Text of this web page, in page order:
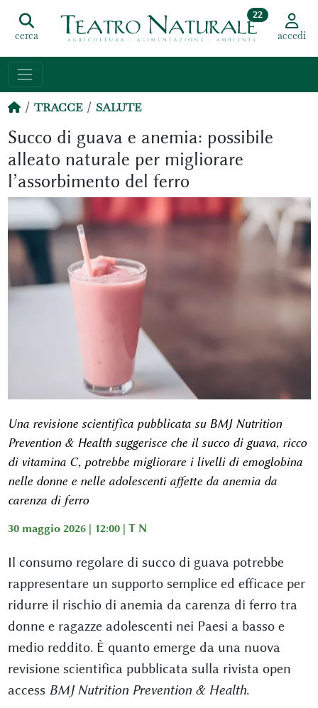
cerca
22
accedi
TRACCE SALUTE
Succo di guava e anemia: possibile
alleato naturale per migliorare
l’assorbimento del ferro
Una revisione scientifica pubblicata su BMJ Nutrition
Prevention & Healthsuggerisce che il succo di guava, ricco
di vitamina C, potrebbe migliorare i livelli di emoglobina
nelle donne e nelle adolescenti affette da anemia da
carenza di ferro
30 maggio 2026 | 12:00 | T N
Il consumo regolare di succo di guava potrebbe
rappresentare un supporto semplice ed efficace per
ridurre il rischio di anemia da carenza di ferro tra
donne e ragazze adolescenti nei Paesi a basso e
medio reddito. È quanto emerge da una nuova
revisione scientifica pubblicata sulla rivista open
access BMJ Nutrition Prevention & Health.